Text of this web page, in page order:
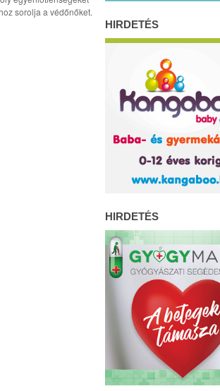
sorolja a védőnőket.
HIRDETÉS
HIRDETÉS